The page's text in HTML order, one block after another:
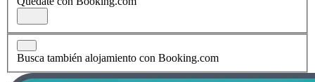
Busca también alojamiento con Booking.com